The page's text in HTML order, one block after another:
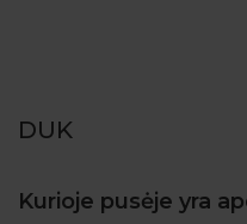
DUK
Kurioje pusėje yra